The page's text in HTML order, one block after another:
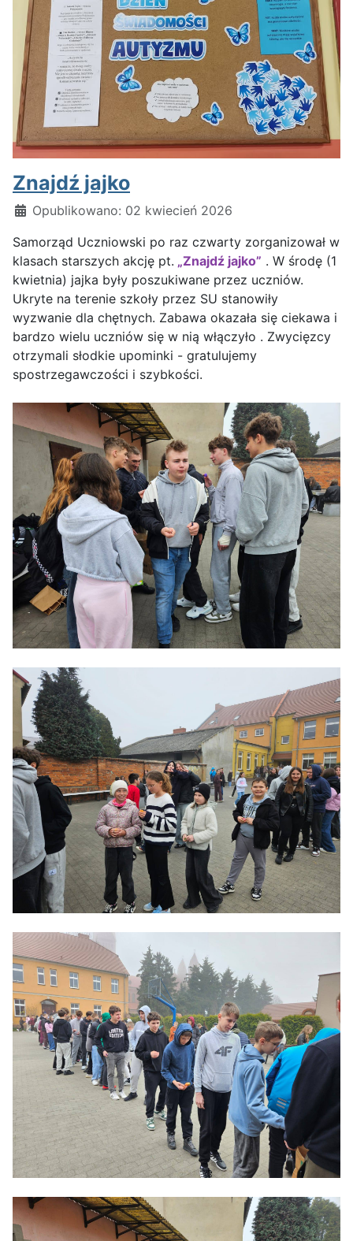
Znajdź jajko
Szczegóły
Opublikowano: 02 kwiecień 2026
Samorząd Uczniowski po raz czwarty zorganizował w
klasach starszych akcję pt. „Znajdź jajko” . W środę (1
kwietnia) jajka były poszukiwane przez uczniów.
Ukryte na terenie szkoły przez SU stanowiły
wyzwanie dla chętnych. Zabawa okazała się ciekawa i
bardzo wielu uczniów się w nią włączyło . Zwycięzcy
otrzymali słodkie upominki - gratulujemy
spostrzegawczości i szybkości.